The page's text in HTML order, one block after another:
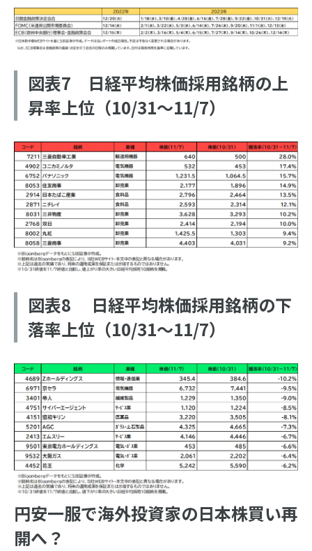
図表7 日経平均株価採用銘柄の上
昇率上位（10/31～11/7）
図表8 日経平均株価採用銘柄の下
落率上位（10/31～11/7）
円安一服で海外投資家の日本株買い再
開へ？